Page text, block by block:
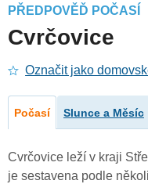
PŘEDPOVĚĎ POČASÍ
Cvrčovice
Označit jako
Počasí Slunce a Měsíc
Cvrčovice leží v kraji
je sestavena podle